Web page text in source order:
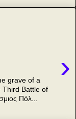
›
grave of a
Third Battle of
Πόλ...